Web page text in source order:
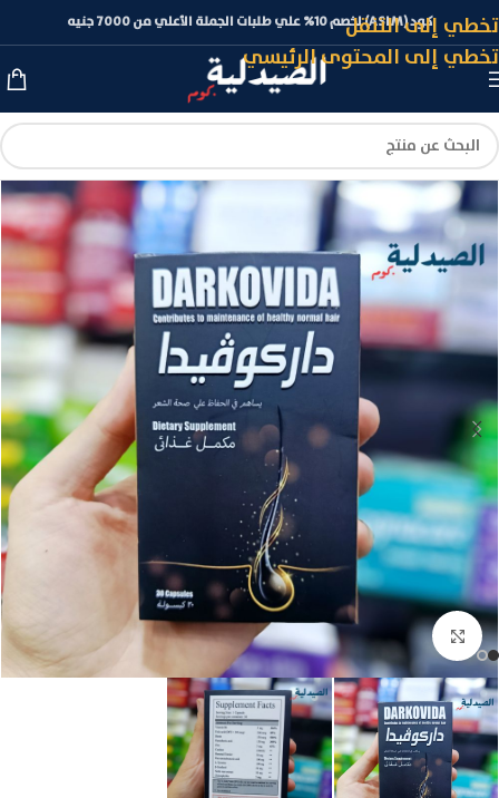
تخطي إلى التنقل
تخطي إلى المحتوى الرئيسي
كود (ASLM) لخصم 10% علي طلبات الجملة الأعلي من 7000 جنيه
انقر للتكبير